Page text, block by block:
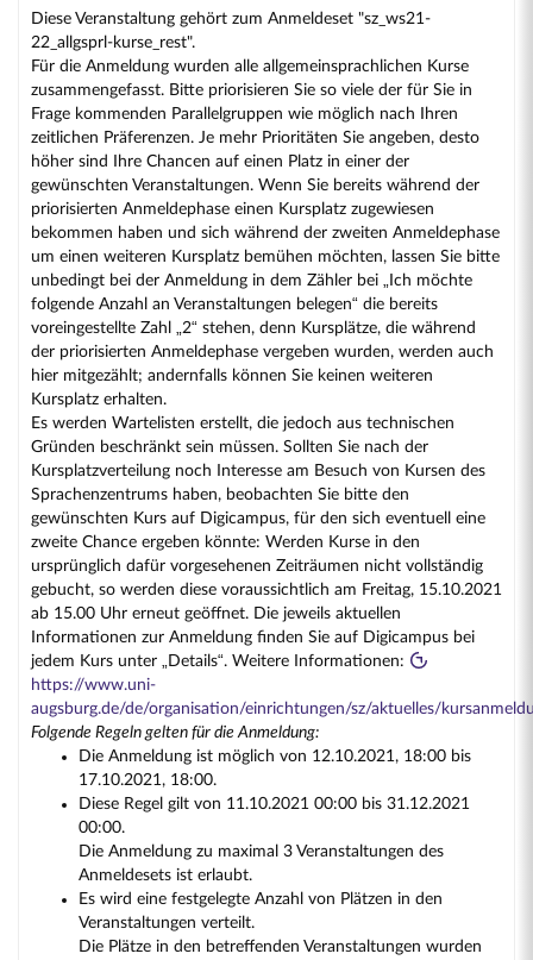
Diese Veranstaltung gehört zum Anmeldeset "sz_ws21-
22_allgsprl-kurse_rest".
Für die Anmeldung wurden alle allgemeinsprachlichen Kurse
zusammengefasst. Bitte priorisieren Sie so viele der für Sie in
Frage kommenden Parallelgruppen wie möglich nach Ihren
zeitlichen Präferenzen. Je mehr Prioritäten Sie angeben, desto
höher sind Ihre Chancen auf einen Platz in einer der
gewünschten Veranstaltungen. Wenn Sie bereits während der
priorisierten Anmeldephase einen Kursplatz zugewiesen
bekommen haben und sich während der zweiten Anmeldephase
um einen weiteren Kursplatz bemühen möchten, lassen Sie bitte
unbedingt bei der Anmeldung in dem Zähler bei „Ich möchte
folgende Anzahl an Veranstaltungen belegen“ die bereits
voreingestellte Zahl „2“ stehen, denn Kursplätze, die während
der priorisierten Anmeldephase vergeben wurden, werden auch
hier mitgezählt; andernfalls können Sie keinen weiteren
Kursplatz erhalten.
Es werden Wartelisten erstellt, die jedoch aus technischen
Gründen beschränkt sein müssen. Sollten Sie nach der
Kursplatzverteilung noch Interesse am Besuch von Kursen des
Sprachenzentrums haben, beobachten Sie bitte den
gewünschten Kurs auf Digicampus, für den sich eventuell eine
zweite Chance ergeben könnte: Werden Kurse in den
ursprünglich dafür vorgesehenen Zeiträumen nicht vollständig
gebucht, so werden diese voraussichtlich am Freitag, 15.10.2021
ab 15.00 Uhr erneut geöffnet. Die jeweils aktuellen
Informationen zur Anmeldung finden Sie auf Digicampus bei
jedem Kurs unter „Details“. Weitere Informationen:
https://www.uni-
augsburg.de/de/organisation/einrichtungen/sz/aktuelles/
Folgende Regeln gelten für die Anmeldung:
Die Anmeldung ist möglich von 12.10.2021, 18:00 bis
17.10.2021, 18:00.
Diese Regel gilt von 11.10.2021 00:00 bis 31.12.2021
00:00.
Die Anmeldung zu maximal 3 Veranstaltungen des
Anmeldesets ist erlaubt.
Es wird eine festgelegte Anzahl von Plätzen in den
Veranstaltungen verteilt.
Die Plätze in den betreffenden Veranstaltungen wurden